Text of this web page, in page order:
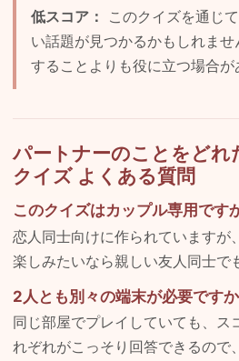
低スコア：
このクイズを通じ
い話題が見つかるかもしれま
することよりも役に立つ場合が
パートナーのことをどれ
クイズ よくある質問
このクイズはカップル専用です
恋人同士向けに作られていますが
楽しみたいなら親しい友人同士で
2人とも別々の端末が必要ですか
同じ部屋でプレイしていても、ス
れぞれがこっそり回答できるので